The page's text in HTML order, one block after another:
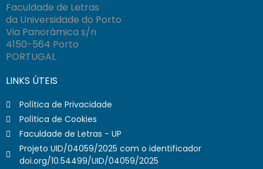
Faculdade de Letras
da Universidade do Porto
Via Panorâmica s/n
4150-564 Porto
PORTUGAL
LINKS ÚTEIS
Política de Privacidade
Política de Cookies
Faculdade de Letras - UP
Projeto UID/04059/2025 com o identificador
doi.org/10.54499/UID/04059/2025